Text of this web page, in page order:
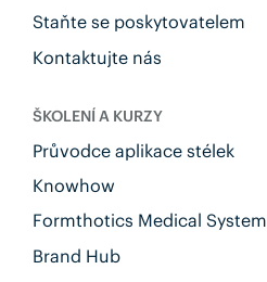
Staňte se poskytovatelem
Kontaktujte nás
ŠKOLENÍ A KURZY
Průvodce aplikace stélek
Knowhow
Formthotics Medical System
Brand Hub